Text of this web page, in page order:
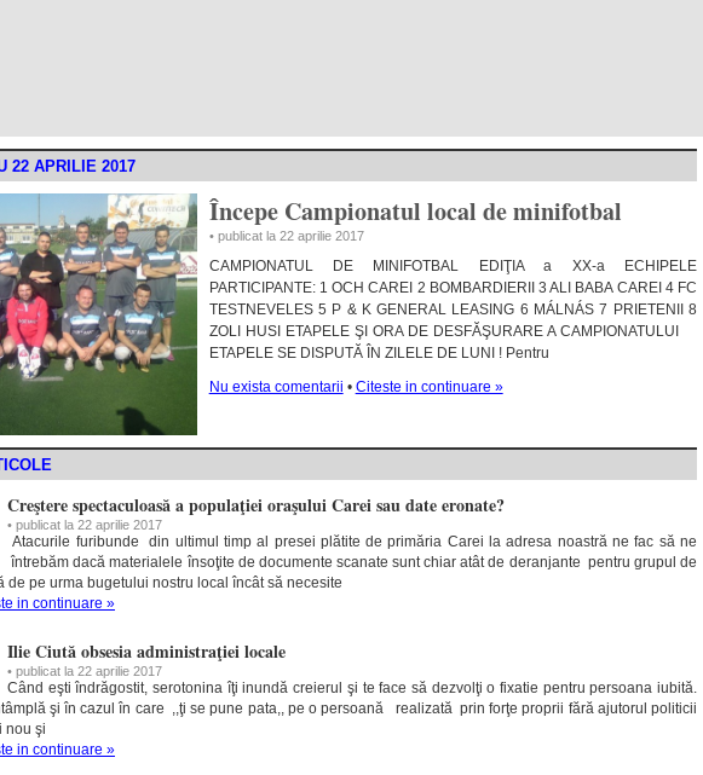
22 APRILIE 2017
Începe Campionatul local de minifotbal
• publicat la 22 aprilie 2017
CAMPIONATUL DE MINIFOTBAL EDIŢIA a XX-a ECHIPELE
PARTICIPANTE: 1 OCH CAREI 2 BOMBARDIERII 3 ALI BABA CAREI 4 FC
TESTNEVELES 5 P & K GENERAL LEASING 6 MÁLNÁS 7 PRIETENII 8
ZOLI HUSI ETAPELE ŞI ORA DE DESFĂŞURARE A CAMPIONATULUI
ETAPELE SE DISPUTĂ ÎN ZILELE DE LUNI ! Pentru
Nu exista comentarii • Citeste in continuare »
Creştere spectaculoasă a populaţiei oraşului Carei sau date eronate?
• publicat la 22 aprilie 2017
Atacurile furibunde din ultimul timp al presei plătite de primăria Carei la adresa noastră ne fac să ne
întrebăm dacă materialele însoţite de documente scanate sunt chiar atât de deranjante pentru grupul de
de pe urma bugetului nostru local încât să necesite
in continuare »
Ilie Ciută obsesia administraţiei locale
• publicat la 22 aprilie 2017
Când eşti îndrăgostit, serotonina îţi inundă creierul şi te face să dezvolţi o fixatie pentru persoana iubită.
şi în cazul în care ,,ţi se pune pata,, pe o persoană realizată prin forţe proprii fără ajutorul politicii
nou şi
in continuare »